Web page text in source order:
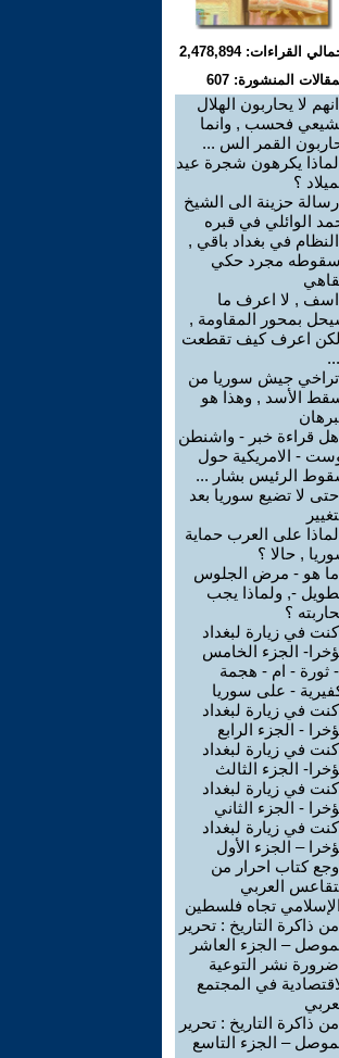
القراءات: 2,478,894
المنشورة: 607
انهم لا يحاربون الهلال
فحسب , وانما
القمر الس ...
لماذا يكرهون شجرة عيد
؟
رسالة حزينة الى الشيخ
الوائلي في قبره
النظام في بغداد باقي ,
مجرد حكي
اسف , لا اعرف ما
بمحور المقاومة ,
اعرف كيف تقطعت
تراخي جيش سوريا من
الأسد , وهذا هو
هل قراءة خبر - واشنطن
- الامريكية حول
الرئيس بشار ...
حتى لا تضيع سوريا بعد
لماذا على العرب حماية
, حالا ؟
ما هو - مرض الجلوس
-, ولماذا يجب
؟
كنت في زيارة لبغداد
الجزء الخامس
- ثورة - ام - هجمة
- على سوريا
كنت في زيارة لبغداد
- الجزء الرابع
كنت في زيارة لبغداد
الجزء الثالث
كنت في زيارة لبغداد
- الجزء الثاني
كنت في زيارة لبغداد
– الجزء الأول
وجع كتاب احرار من
العربي
تجاه فلسطين
من ذاكرة التاريخ : تحرير
– الجزء العاشر
ضرورة نشر التوعية
في المجتمع
من ذاكرة التاريخ : تحرير
– الجزء التاسع